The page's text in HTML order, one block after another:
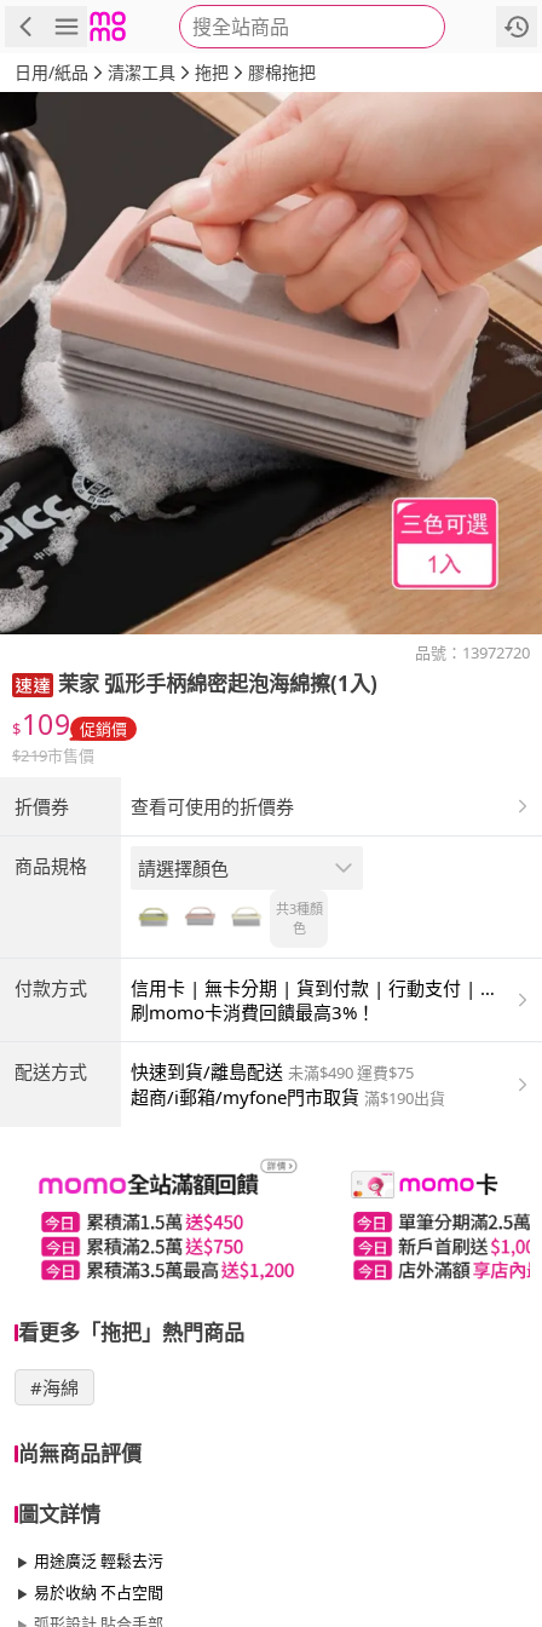
搜全站商品
商品 評價 詳情
日用/紙品 清潔工具 拖把 膠棉拖把
品號： 13972720
茉家 弧形手柄綿密起泡海綿擦(1入)
$109 促銷價
$219市售價
折價券 查看可使用的折價券
商品規格 請選擇顏色
共3種顏
色
付款方式
信用卡 | 無卡分期 | 貨到付款 | 行動支付 | 超
商付款 | ATM | 銀聯卡
刷momo卡消費回饋最高3%！
配送方式 快速到貨/離島配送 未滿$490 運費$75
超商/i郵箱/myfone門市取貨 滿$190出貨
看更多「拖把」熱門商品
#海綿
尚無商品評價
圖文詳情
用途廣泛 輕鬆去污
易於收納 不占空間